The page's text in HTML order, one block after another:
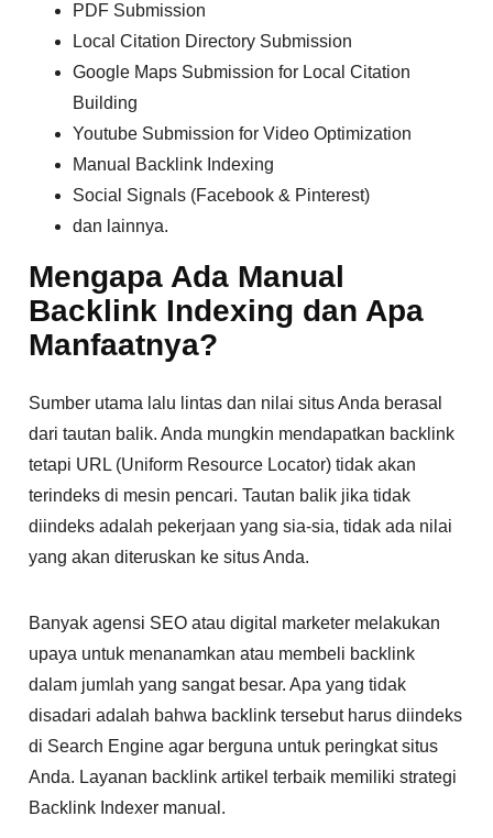
PDF Submission
Local Citation Directory Submission
Google Maps Submission for Local Citation
Building
Youtube Submission for Video Optimization
Manual Backlink Indexing
Social Signals (Facebook & Pinterest)
dan lainnya.
Mengapa Ada Manual
Backlink Indexing dan Apa
Manfaatnya?
Sumber utama lalu lintas dan nilai situs Anda berasal
dari tautan balik. Anda mungkin mendapatkan backlink
tetapi URL (Uniform Resource Locator) tidak akan
terindeks di mesin pencari. Tautan balik jika tidak
diindeks adalah pekerjaan yang sia-sia, tidak ada nilai
yang akan diteruskan ke situs Anda.
Banyak agensi SEO atau digital marketer melakukan
upaya untuk menanamkan atau membeli backlink
dalam jumlah yang sangat besar. Apa yang tidak
disadari adalah bahwa backlink tersebut harus diindeks
di Search Engine agar berguna untuk peringkat situs
Anda. Layanan backlink artikel terbaik memiliki strategi
Backlink Indexer manual.